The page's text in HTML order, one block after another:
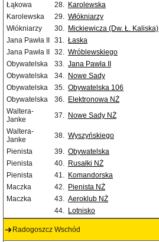
Łąkowa
28. Karolewska
Karolewska
29. Włókniarzy
Włókniarzy
30. Mickiewicza (Dw. Ł. Kaliska)
Jana Pawła II
31. Łaska
Jana Pawła II
32. Wróblewskiego
Obywatelska
33. Jana Pawła II
Obywatelska
34. Nowe Sady
Obywatelska
35. Obywatelska 106
Obywatelska
36. Elektronowa NŻ
Waltera-
Janke
37. Nowe Sady NŻ
Waltera-
Janke
38. Wyszyńskiego
Pienista 39. Obywatelska
Pienista
40. Rusałki NŻ
Pienista
41. Komandorska
Maczka
42. Pienista NŻ
Maczka
43. Aeroklub NŻ
44. Lotnisko
Radogoszcz Wschód